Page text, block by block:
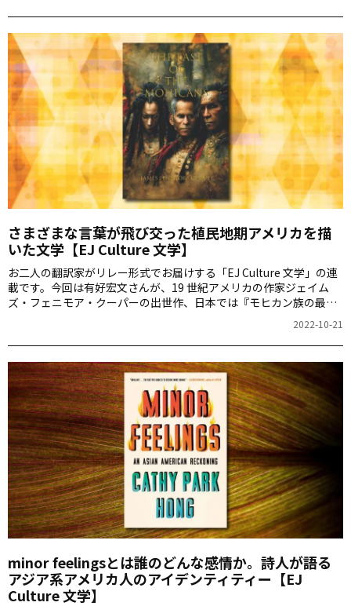
さまざまな言葉が飛び交った植民地期アメリカを描
いた文学【EJ Culture 文学】
お二人の翻訳家がリレー形式でお届けする「EJ Culture 文学」の連
載です。今回は有好宏文さんが、19 世紀アメリカの作家ジェイム
ズ・フェニモア・クーパーの出世作、日本では『モヒカン族の最
2022-10-21
minor feelingsとは誰のどんな感情か。詩人が語る
アジア系アメリカ人のアイデンティティー【EJ
Culture 文学】